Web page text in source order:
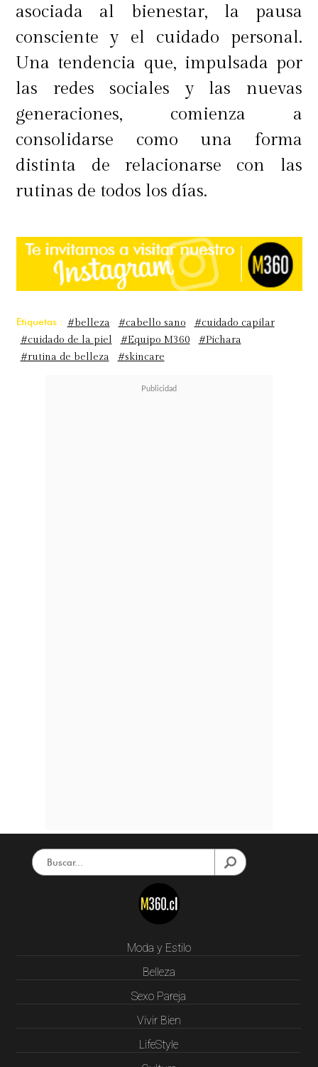
asociada al bienestar, la pausa
consciente y el cuidado personal.
Una tendencia que, impulsada por
las redes sociales y las nuevas
generaciones, comienza a
consolidarse como una forma
distinta de relacionarse con las
rutinas de todos los días.
Etiquetas : #belleza #cabello sano
#cuidado capilar
#cuidado de la piel
#Equipo M360
#Pichara
#rutina de belleza
#skincare
Moda y Estilo
Belleza
Sexo Pareja
Vivir Bien
LifeStyle